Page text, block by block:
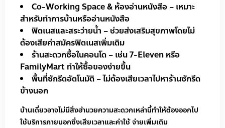
Co-Working Space & ห้องอ่านหนังสือ – เหมาะ
สำหรับทำการบ้านหรืออ่านหนังสือ
ฟิตเนสและสระว่ายน้ำ – ช่วยส่งเสริมสุขภาพโดยไม่
ต้องเสียค่าสมัครฟิตเนสเพิ่มเติม
ร้านสะดวกซื้อในคอนโด – เช่น 7-Eleven หรือ
FamilyMart ทำให้ซื้อของง่ายขึ้น
พื้นที่ซักรีดอัตโนมัติ – ไม่ต้องเสียเวลาไปหาร้านซักรีด
ข้างนอก
บ้านเดี่ยวอาจไม่มีสิ่งอำนวยความสะดวกเหล่านี้ทำให้ต้องออกไป
ใช้บริการภายนอกซึ่งเสียเวลาและค่าใช้ จ่ายเพิ่มเติม